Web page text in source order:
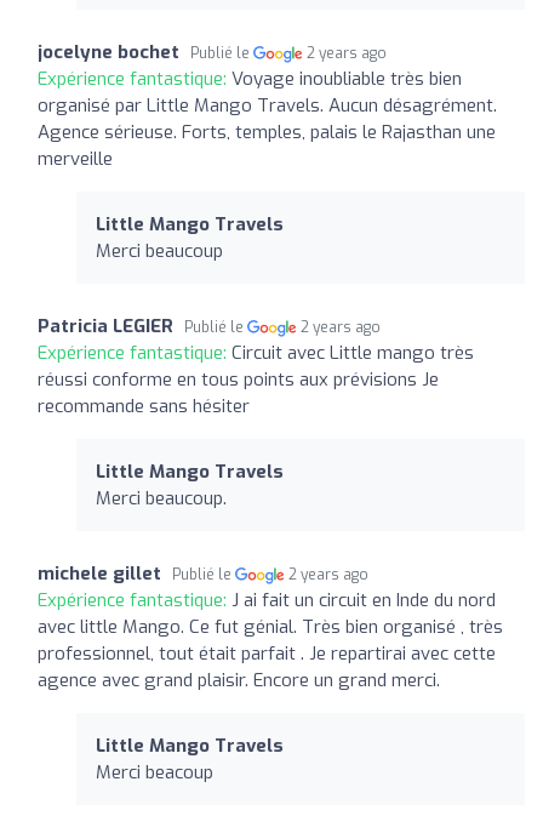
jocelyne bochet Publié le 2 years ago
Expérience fantastique: Voyage inoubliable très bien
organisé par Little Mango Travels. Aucun désagrément.
Agence sérieuse. Forts, temples, palais le Rajasthan une
merveille
Little Mango Travels
Merci beaucoup
Patricia LEGIER Publié le 2 years ago
Expérience fantastique: Circuit avec Little mango très
réussi conforme en tous points aux prévisions Je
recommande sans hésiter
Little Mango Travels
Merci beaucoup.
michele gillet Publié le 2 years ago
Expérience fantastique: J ai fait un circuit en Inde du nord
avec little Mango. Ce fut génial. Très bien organisé , très
professionnel, tout était parfait . Je repartirai avec cette
agence avec grand plaisir. Encore un grand merci.
Little Mango Travels
Merci beacoup